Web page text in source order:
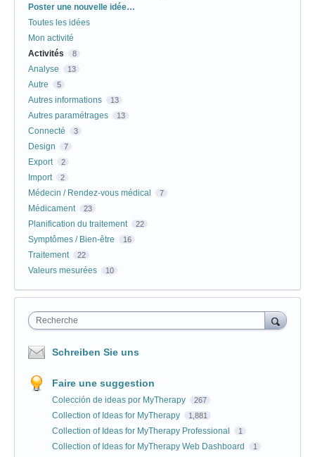
Catégories
Poster une nouvelle idée…
Toutes les idées
Mon activité
Activités
8
Analyse 13
Autre 5
Autres informations 13
Autres paramétrages 13
Connecté 3
Design 7
Export 2
Import 2
Médecin / Rendez-vous médical 7
Médicament 23
Planification du traitement 22
Symptômes / Bien-être 16
Traitement 22
Valeurs mesurées 10
Recherche
Schreiben Sie uns
Faire une suggestion
Colección de ideas por MyTherapy 267
Collection of Ideas for MyTherapy 1,881
Collection of Ideas for MyTherapy Professional 1
Collection of Ideas for MyTherapy Web Dashboard 1